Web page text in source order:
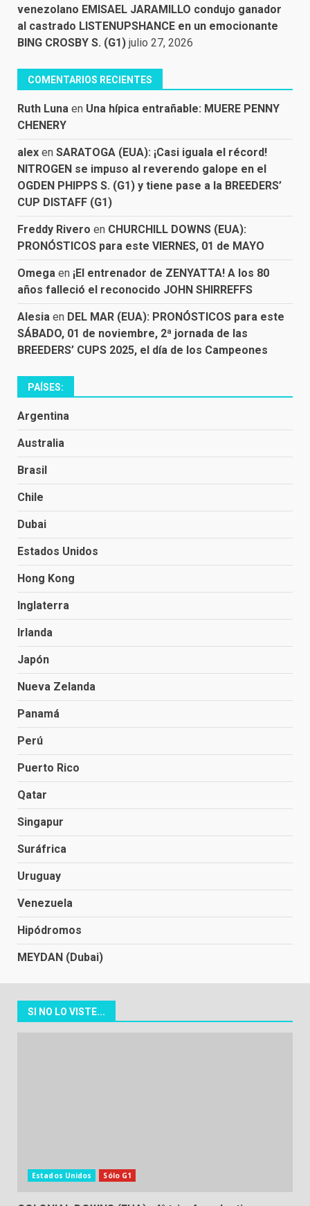
venezolano EMISAEL JARAMILLO condujo ganador
al castrado LISTENUPSHANCE en un emocionante
BING CROSBY S. (G1) julio 27, 2026
COMENTARIOS RECIENTES
Ruth Luna en Una hípica entrañable: MUERE PENNY
CHENERY
alex en SARATOGA (EUA): ¡Casi iguala el récord!
NITROGEN se impuso al reverendo galope en el
OGDEN PHIPPS S. (G1) y tiene pase a la BREEDERS’
CUP DISTAFF (G1)
Freddy Rivero en CHURCHILL DOWNS (EUA):
PRONÓSTICOS para este VIERNES, 01 de MAYO
Omega en ¡El entrenador de ZENYATTA! A los 80
años falleció el reconocido JOHN SHIRREFFS
Alesia en DEL MAR (EUA): PRONÓSTICOS para este
SÁBADO, 01 de noviembre, 2ª jornada de las
BREEDERS’ CUPS 2025, el día de los Campeones
PAÍSES:
Argentina
Australia
Brasil
Chile
Dubai
Estados Unidos
Hong Kong
Inglaterra
Irlanda
Japón
Nueva Zelanda
Panamá
Perú
Puerto Rico
Qatar
Singapur
Suráfrica
Uruguay
Venezuela
Hipódromos
MEYDAN (Dubai)
SI NO LO VISTE...
Estados Unidos Sólo G1